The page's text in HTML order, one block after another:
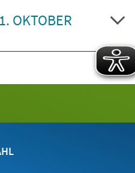
OKTOBER